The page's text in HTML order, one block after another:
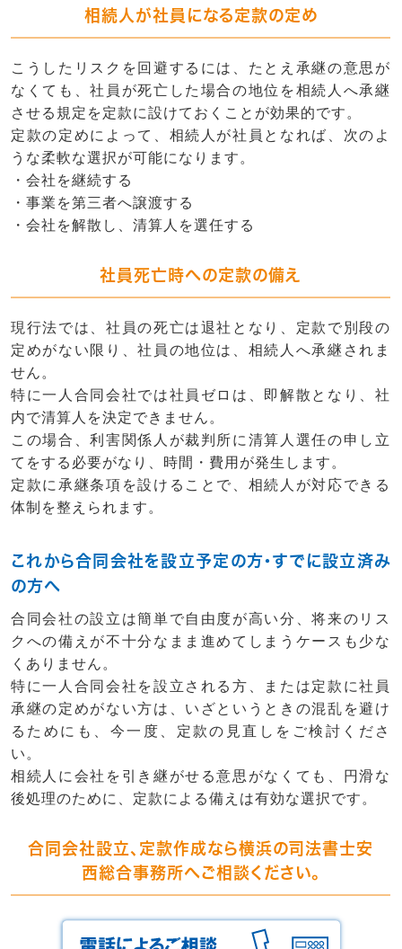
相続人が社員になる定款の定め
こうしたリスクを回避するには、たとえ承継の意思が
なくても、社員が死亡した場合の地位を相続人へ承継
させる規定を定款に設けておく ことが効果的です。
定款の定めによって、相続人が社員となれば、次のよ
うな柔軟な選択が可能になります。
・会社を継続する
・事業を第三者へ譲渡する
・会社を解散し、清算人を選任する
社員死亡時への定款の備え
現行法では、社員の死亡は退社 となり、定款で別段の
定めがない限り、社員の地位は、相続人へ承継されま
せん。
特に一人合同会社では社員ゼロは、即解散 となり、社
内で清算人を決定できません。
この場合、利害関係人が裁判所に清算人選任の申し立
てをする 必要がなり、時間・費用が発生します。
定款に 承継条項 を設けることで、相続人が対応できる
体制を整えられます。
これから合同会社を設立予定の方・すでに設立済み
の方へ
合同会社の設立は簡単で自由度が高い分、将来のリス
クへの備えが不十分なまま進めてしまうケースも少な
くありません。
特に一人合同会社 を設立される方、または定款に社員
承継の定めがない方は、いざというときの混乱を避け
るためにも、今一度、定款の見直しをご検討くださ
い。
相続人に会社を引き継がせる意思がなくても、
円滑な
後処理のために、定款による備えは有効な選択です。
合同会社設立、定款作成なら横浜の司法書士安
西総合事務所へご相談ください。